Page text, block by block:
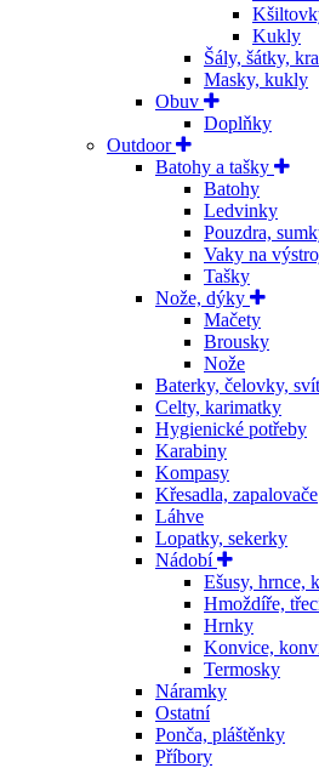
Kukly
Šály, šátky,
Masky, kukly
Obuv
Doplňky
Outdoor
Batohy a tašky
Batohy
Ledvinky
Pouzdra,
Vaky na
Tašky
Nože, dýky
Mačety
Brousky
Nože
Baterky, čelovky,
Celty, karimatky
Hygienické potřeby
Karabiny
Kompasy
Křesadla, zapalovače
Láhve
Lopatky, sekerky
Nádobí
Ešusy, hrnce,
Hmoždíře,
Hrnky
Konvice,
Termosky
Náramky
Ostatní
Ponča, pláštěnky
Příbory